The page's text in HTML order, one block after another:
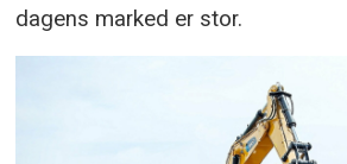
dagens marked er stor.